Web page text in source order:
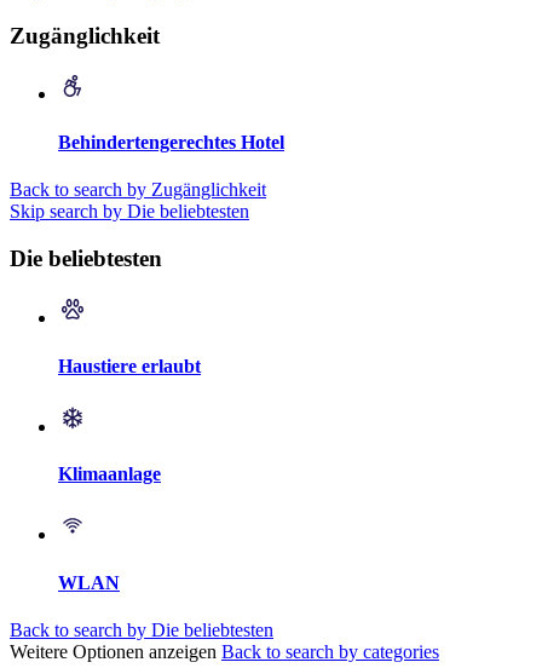
Zugänglichkeit
Behindertengerechtes Hotel
Back to search by Zugänglichkeit
Skip search by Die beliebtesten
Die beliebtesten
Haustiere erlaubt
Klimaanlage
WLAN
Back to search by Die beliebtesten
Weitere Optionen anzeigen Back to search by categories